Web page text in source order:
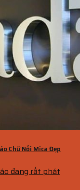
Chữ Nổi Mica Đẹp
đang rất phát